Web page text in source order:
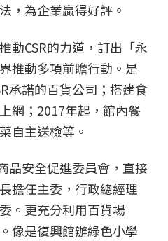
，為企業贏得好評。
動CSR的力道，訂出「永
推動多項前瞻行動。是
承諾的百貨公司；搭建食
網；2017年起，館內餐
自主送檢等。
品安全促進委員會，直接
擔任主委，行政總經理
。更充分利用百貨場
像是復興館辦綠色小學